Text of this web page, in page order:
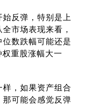
反弹，特别是上
市场表现来看，
数跌幅可能还是
重股涨幅大一
，如果资产组合
可能会感觉反弹